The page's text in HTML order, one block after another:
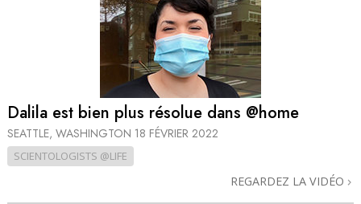
Dalila est bien plus résolue dans @home
SEATTLE, WASHINGTON 18 FÉVRIER 2022
SCIENTOLOGISTS @LIFE
REGARDEZ LA VIDÉO